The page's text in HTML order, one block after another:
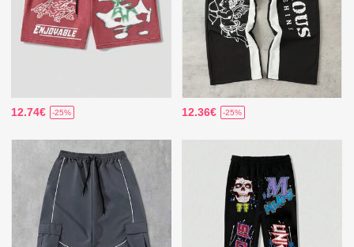
12.74€ -25% 12.36€ -25%